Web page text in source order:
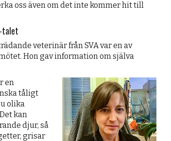
oss även om det inte kommer hit till
talet
veterinär från SVA var en av
Hon gav information om själva
en
tåligt
olika
kan
djur, så
grisar